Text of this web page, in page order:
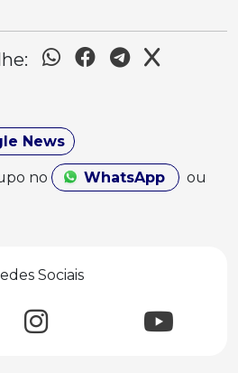
News
no WhatsApp
ou
Sociais